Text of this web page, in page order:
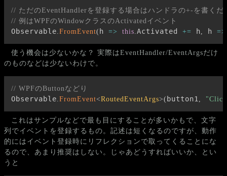
// ただのEventHandlerを登録する場合はハンドラの+-を書くだ
// 例はWPFのWindowクラスのActivatedイベント
Observable.FromEvent( h => this.Activated += h, h =>
使う機会は少ないかな？ 実際はEventHandler/EventArgsだけ
のものなどは少ないわけで。
// WPFのButtonなどり
Observable.FromEvent<RoutedEventArgs>( button1 ,
これはサンプルなどで最も目にすることが多いかもで、文字
列でイベントを登録するもの。記述は短くなるのですが、動作
的にはイベント登録時にリフレクションで取ってくることにな
るので、あまり推奨はしない。じゃあどうすればいいか、とい
うと